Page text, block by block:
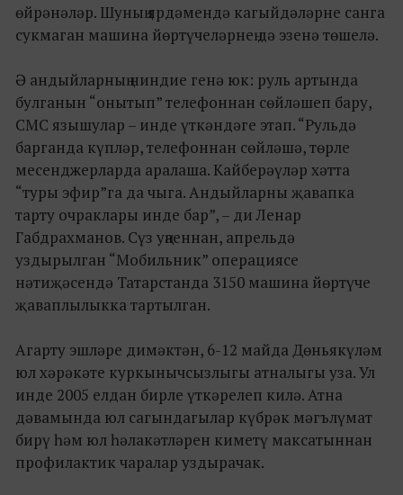
өйрәнәләр. Шуның ярдәмендә кагыйдәләрне санга
сукмаган машина йөртүчеләрнең дә эзенә төшелә.
Ә андыйларның ниндие генә юк: руль артында
булганын “онытып” телефоннан сөйләшеп бару,
СМС язышулар – инде үткәндәге этап. “Рульдә
барганда күпләр, телефоннан сөйләшә, төрле
месенджерларда аралаша. Кайберәүләр хәтта
“туры эфир”га да чыга. Андыйларны җавапка
тарту очраклары инде бар”, – ди Ленар
Габдрахманов. Сүз уңаеннан, апрельдә
уздырылган “Мобильник” операциясе
нәтиҗәсендә Татарстанда 3150 машина йөртүче
җаваплылыкка тартылган.
Агарту эшләре димәктән, 6-12 майда Дөньякүләм
юл хәрәкәте куркынычсызлыгы атналыгы уза. Ул
инде 2005 елдан бирле үткәрелеп килә. Атна
дәвамында юл сагындагылар күбрәк мәгълүмат
бирү һәм юл һәлакәтләрен киметү максатыннан
профилактик чаралар уздырачак.